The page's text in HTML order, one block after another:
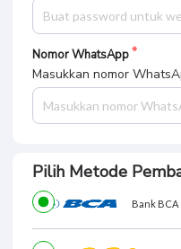
Nomor WhatsApp
Masukkan nomor
Pilih Metode
Bank BCA